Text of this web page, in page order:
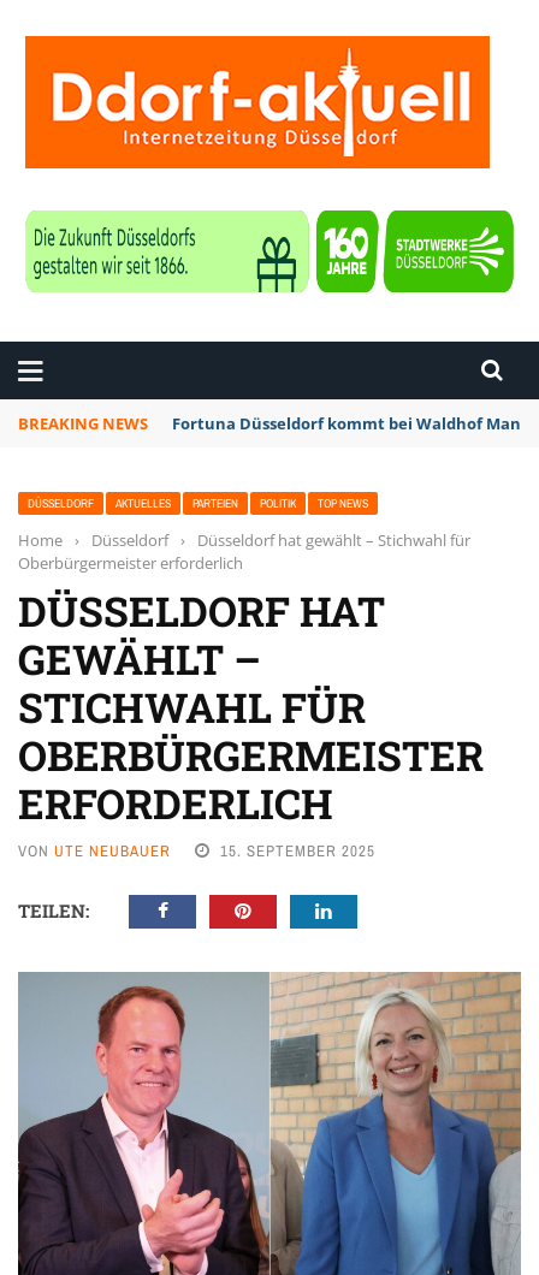
BREAKING NEWS Fortuna Düsseldorf kommt bei Waldhof
DÜSSELDORF AKTUELLES PARTEIEN POLITIK TOP NEWS
Home › Düsseldorf ›
Düsseldorf hat gewählt – Stichwahl für
Oberbürgermeister erforderlich
DÜSSELDORF HAT
GEWÄHLT –
STICHWAHL FÜR
OBERBÜRGERMEISTER
ERFORDERLICH
VON UTE NEUBAUER 15. SEPTEMBER 2025
TEILEN: